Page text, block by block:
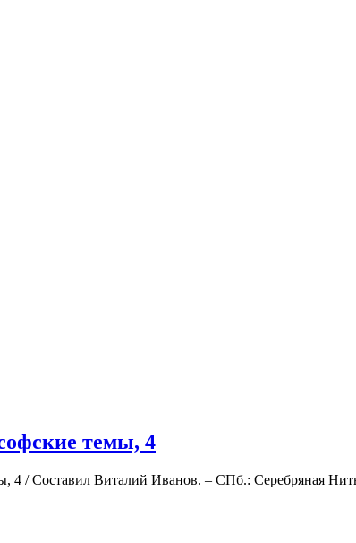
темы, 4
4 / Составил Виталий Иванов. – СПб.: Серебряная